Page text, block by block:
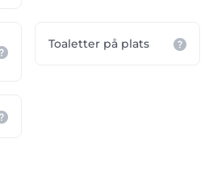
Toaletter på plats